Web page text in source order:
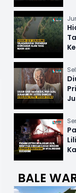
BALE